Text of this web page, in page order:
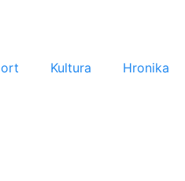
Kultura Hronika